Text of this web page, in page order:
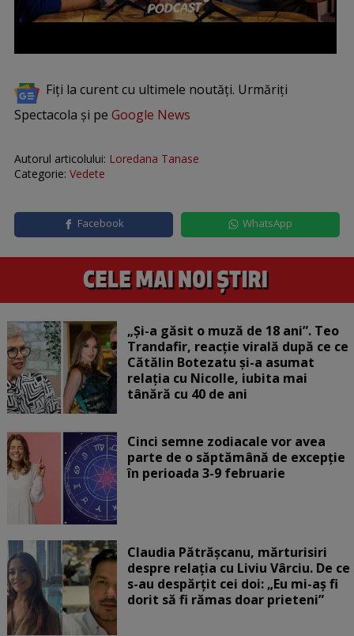
Fiți la curent cu ultimele noutăți. Urmăriți
Spectacola și pe Google News
Autorul articolului: Loredana Tanase
Categorie: Vedete
Facebook WhatsApp
„Și-a găsit o muză de 18 ani”. Teo
Trandafir, reacție virală după ce ce
Cătălin Botezatu și-a asumat
relația cu Nicolle, iubita mai
tânără cu 40 de ani
Cinci semne zodiacale vor avea
parte de o săptămână de excepție
în perioada 3-9 februarie
Claudia Pătrășcanu, mărturisiri
despre relația cu Liviu Vârciu. De ce
s-au despărțit cei doi: „Eu mi-aș fi
dorit să fi rămas doar prieteni”